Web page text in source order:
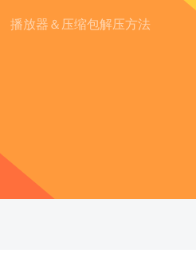
播放器＆压缩包解压方法